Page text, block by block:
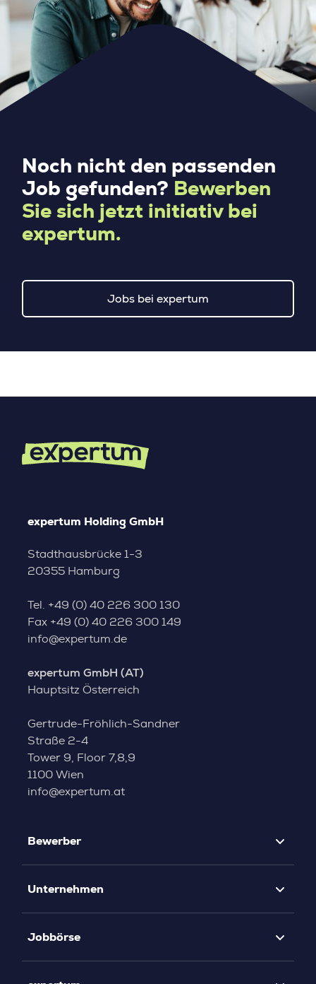
Noch nicht den passenden
Job gefunden? Bewerben
Sie sich jetzt initiativ bei
expertum.
Jobs bei expertum
expertum Holding GmbH
Stadthausbrücke 1-3
20355 Hamburg
Tel. +49 (0) 40 226 300 130
Fax +49 (0) 40 226 300 149
info@expertum.de
expertum GmbH (AT)
Hauptsitz Österreich
Gertrude-Fröhlich-Sandner
Straße 2-4
Tower 9, Floor 7,8,9
1100 Wien
info@expertum.at
Bewerber
Unternehmen
Jobbörse